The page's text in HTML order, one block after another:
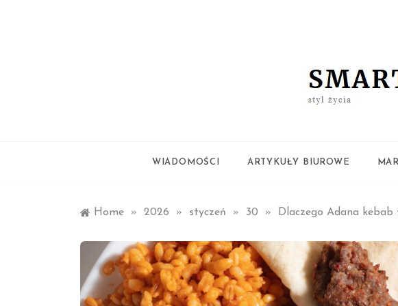
WIADOMOŚCI ARTYKUŁY BIUROWE
Home » 2026 » styczeń » 30 » Dlaczego Adana